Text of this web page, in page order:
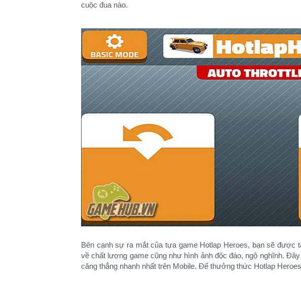
cuộc đua nào.
Bên cạnh sự ra mắt của tựa game Hotlap Heroes, bạn sẽ được
về chất lượng game cũng như hình ảnh độc đáo, ngộ nghĩnh.
căng thẳng nhanh nhất trên Mobile. Để thưởng thức Hotlap